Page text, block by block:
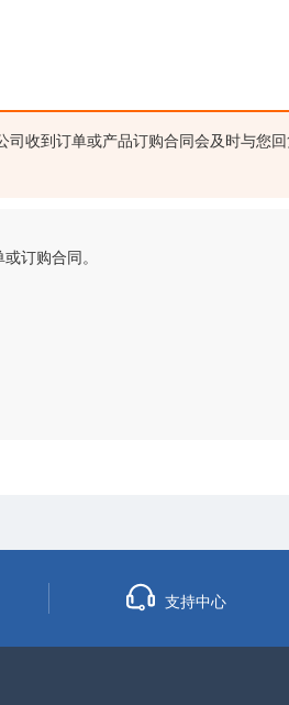
司收到订单或产品订购合同会及时与您
订购合同。
支持中心